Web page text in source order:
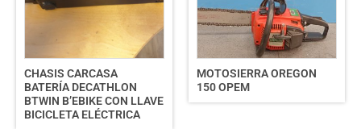
CHASIS CARCASA
BATERÍA DECATHLON
BTWIN B’EBIKE CON LLAVE
BICICLETA ELÉCTRICA
MOTOSIERRA OREGON
150 OPEM